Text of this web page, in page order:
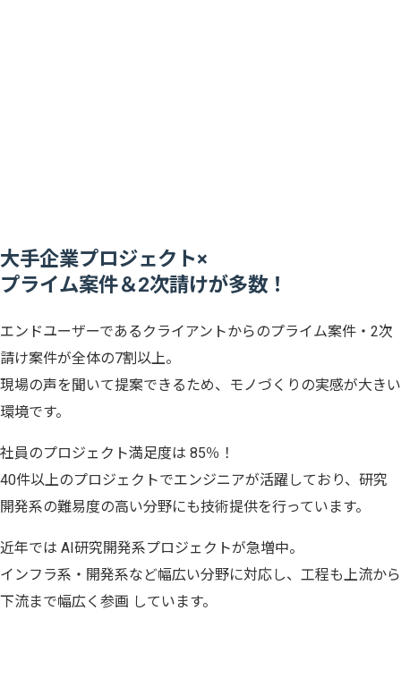
大手企業プロジェクト×
プライム案件＆2次請けが多数！
エンドユーザーであるクライアントからのプライム案件・2次
請け案件が全体の7割以上。
現場の声を聞いて提案できるため、モノづくりの実感が大きい
環境です。
社員のプロジェクト満足度は 85％！
40件以上のプロジェクトでエンジニアが活躍しており、研究
開発系の難易度の高い分野にも技術提供を行っています。
近年では AI研究開発系プロジェクトが急増中。
インフラ系・開発系など幅広い分野に対応し、工程も上流から
下流まで幅広く参画 しています。